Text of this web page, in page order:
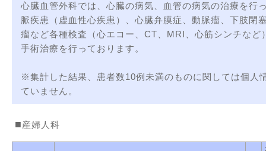
心臓血管外科では、心臓の病気、血管の病気の治療を行
脈疾患（虚血性心疾患）、心臓弁膜症、動脈瘤、下肢閉
瘤など各種検査（心エコー、CT、MRI、心筋シンチなど
手術治療を行っております。
※集計した結果、患者数10例未満のものに関しては個人
ていません。
産婦人科